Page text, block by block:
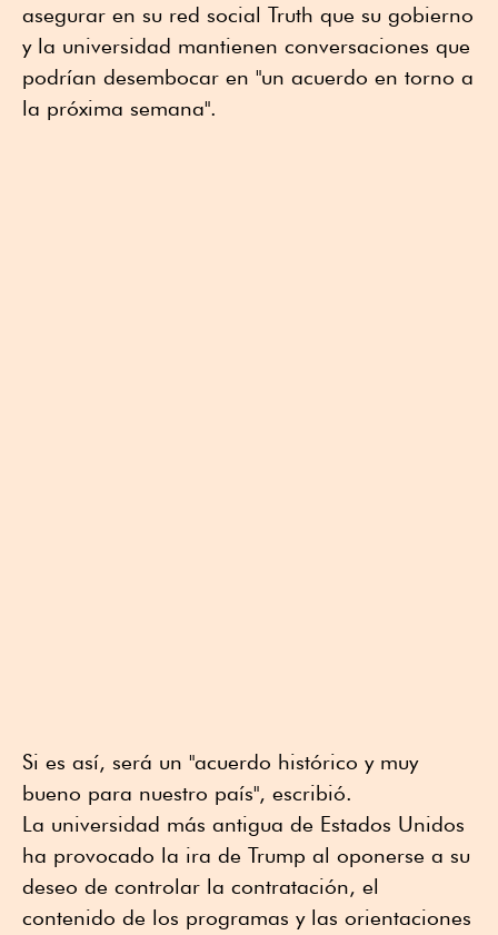
asegurar en su red social Truth que su gobierno
y la universidad mantienen conversaciones que
podrían desembocar en "un acuerdo en torno a
la próxima semana".
Si es así, será un "acuerdo histórico y muy
bueno para nuestro país", escribió.
La universidad más antigua de Estados Unidos
ha provocado la ira de Trump al oponerse a su
deseo de controlar la contratación, el
contenido de los programas y las orientaciones